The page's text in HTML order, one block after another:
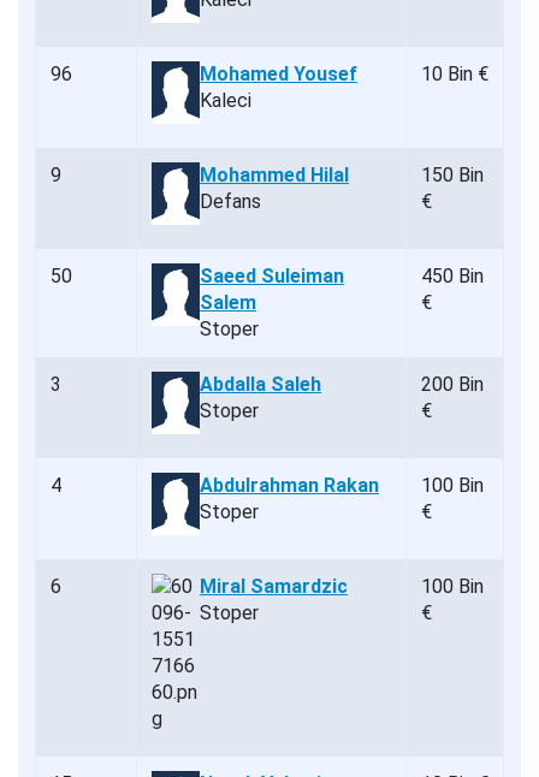
96
Mohamed Yousef
Kaleci
10 Bin €
9
Mohammed Hilal
Defans
150 Bin
€
50
Saeed Suleiman
Salem
Stoper
450 Bin
€
3
Abdalla Saleh
Stoper
200 Bin
€
4
Abdulrahman Rakan
Stoper
100 Bin
€
6
Miral Samardzic
Stoper
100 Bin
€